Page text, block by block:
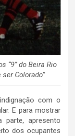
“9” do Beira Rio
Colorado”
com o
E para mostrar
apresento
dos ocupantes